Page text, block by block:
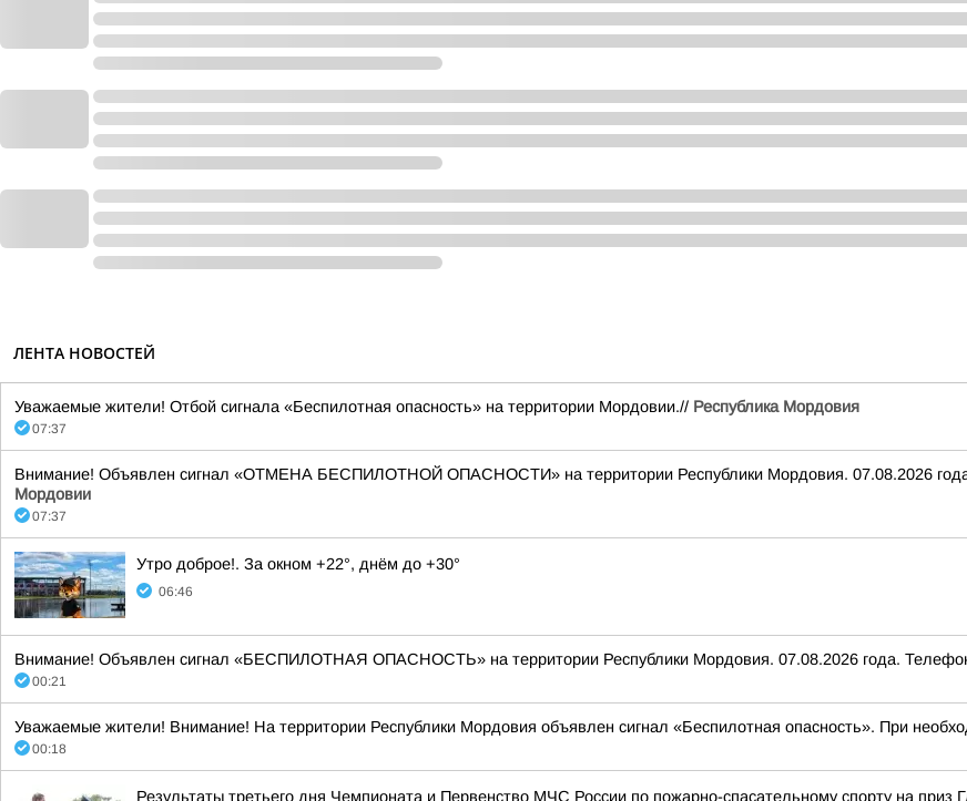
ЛЕНТА НОВОСТЕЙ
Уважаемые жители! Отбой сигнала «Беспилотная опасность» на территории Мордовии.// Республика Мордовия
07:37
Внимание! Объявлен сигнал «ОТМЕНА БЕСПИЛОТНОЙ ОПАСНОСТИ» на территории Республики Мордовия. 07.08.2026 года.
Мордовии
07:37
Утро доброе!. За окном +22°, днём до +30°
06:46
Внимание! Объявлен сигнал «БЕСПИЛОТНАЯ ОПАСНОСТЬ» на территории Республики Мордовия. 07.08.2026 года. Телефон
00:21
Уважаемые жители! Внимание! На территории Республики Мордовия объявлен сигнал «Беспилотная опасность». При
00:18
Результаты третьего дня Чемпионата и Первенство МЧС России по пожарно-спасательному спорту на приз